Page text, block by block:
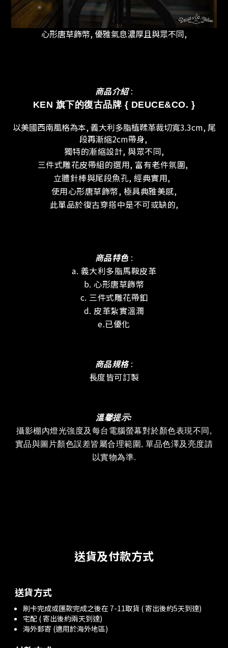
心形唐草飾幣, 優雅氣息濃厚且與眾不同,
商品介紹:
KEN 旗下的復古品牌 { DEUCE&CO. }
以美國西南風格為本, 義大利多脂植鞣革裁切寬3.3cm, 尾
段再漸縮2cm帶身,
獨特的漸縮設計, 與眾不同,
三件式雕花皮帶組的選用, 富有老件氛圍,
立體針棒與尾段魚孔, 經典實用,
使用心形唐草飾幣, 極具典雅美感,
此單品於復古穿搭中是不可或缺的,
商品特色 :
a. 義大利多脂馬鞍皮革
b. 心形唐草飾幣
c. 三件式雕花帶釦
d. 皮革紮實溫潤
e.已優化
商品規格:
長度皆可訂製
溫馨提示:
攝影棚內燈光強度及每台電腦螢幕對於顏色表現不同,
實品與圖片顏色誤差皆屬合理範圍, 單品色澤及亮度請
以實物為準.
送貨及付款方式
送貨方式
刷卡完成或匯款完成之後在 7-11取貨 ( 寄出後約5天到達)
宅配 ( 寄出後約兩天到達)
海外郵寄 (適用於海外地區)